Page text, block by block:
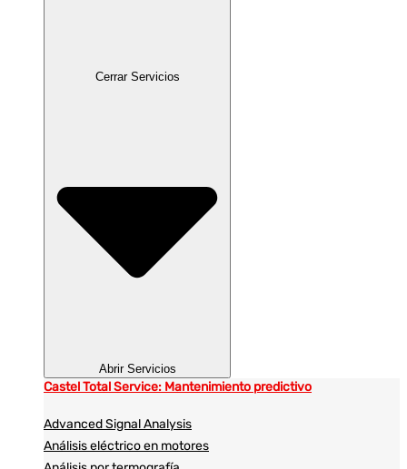
Cerrar Servicios
Abrir Servicios
Castel Total Service: Mantenimiento predictivo
Advanced Signal Analysis
Análisis eléctrico en motores